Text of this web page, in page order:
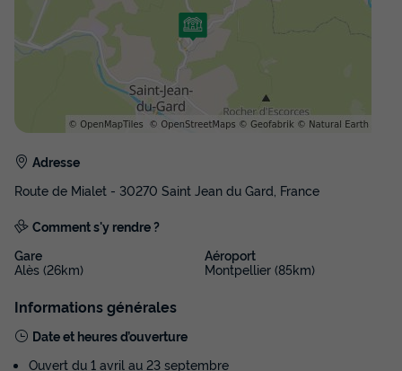
CHALET 5 personnes - SUPER CONFORT
Annulation gratuite
Surface
Adultes Chambres Salle de bain
Réfrigérateur
Salon de jardin
CHALET 5 personnes - SUPER CONFORT
du13/09/2026 au20/09/2026
Adresse
Route de Mialet - 30270 Saint Jean du Gard, France
Comment s'y rendre ?
Gare
Alès (26km)
Aéroport
Montpellier (85km)
Informations générales
Date et heures d’ouverture
Ouvert du 1 avril au 23 septembre